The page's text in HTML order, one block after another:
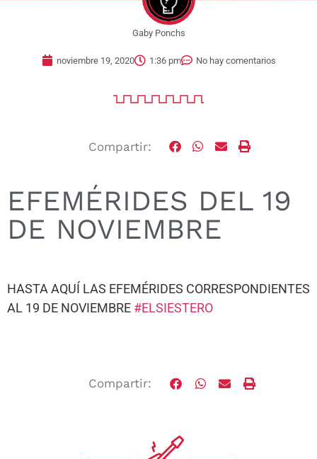
Gaby Ponchs
noviembre 19, 2020 1:36 pm No hay comentarios
Compartir:
EFEMÉRIDES DEL 19
DE NOVIEMBRE
HASTA AQUÍ LAS EFEMÉRIDES CORRESPONDIENTES
AL 19 DE NOVIEMBRE #ELSIESTERO
Compartir: